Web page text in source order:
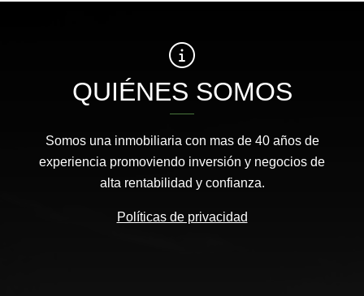
QUIÉNES SOMOS
Somos una inmobiliaria con mas de 40 años de
experiencia promoviendo inversión y negocios de
alta rentabilidad y confianza.
Políticas de privacidad